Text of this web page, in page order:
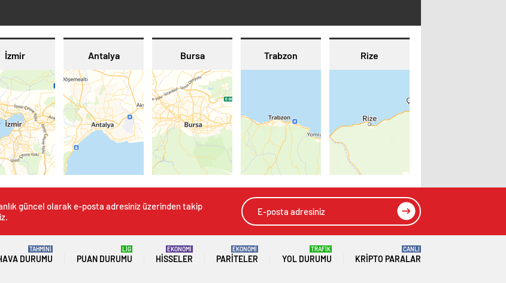
İzmir Antalya Bursa Trabzon Rize
güncel olarak e-posta adresiniz üzerinden takip
DURUMU
TAHMİNİ
PUAN DURUMU
LİG
HISSELER
EKONOMİ
PARITELER
EKONOMİ
YOL DURUMU
TRAFİK
KRIPTO PARALAR
CANLI